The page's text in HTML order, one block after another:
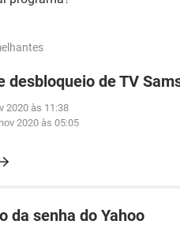
desbloqueio de TV
2020 às 11:38
2020 às 05:05
da senha do Yahoo